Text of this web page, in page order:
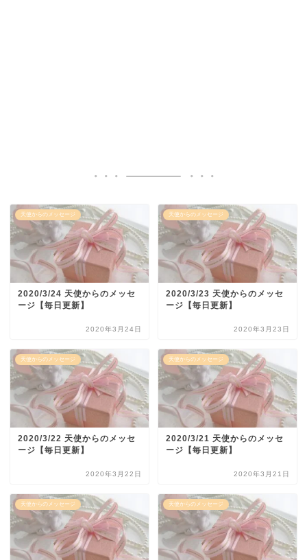
天使からのメッセージ
2020/3/24 天使からのメッセ
ージ【毎日更新】
2020年3月24日
天使からのメッセージ
2020/3/23 天使からのメッセ
ージ【毎日更新】
2020年3月23日
天使からのメッセージ
2020/3/22 天使からのメッセ
ージ【毎日更新】
2020年3月22日
天使からのメッセージ
2020/3/21 天使からのメッセ
ージ【毎日更新】
2020年3月21日
天使からのメッセージ 天使からのメッセージ